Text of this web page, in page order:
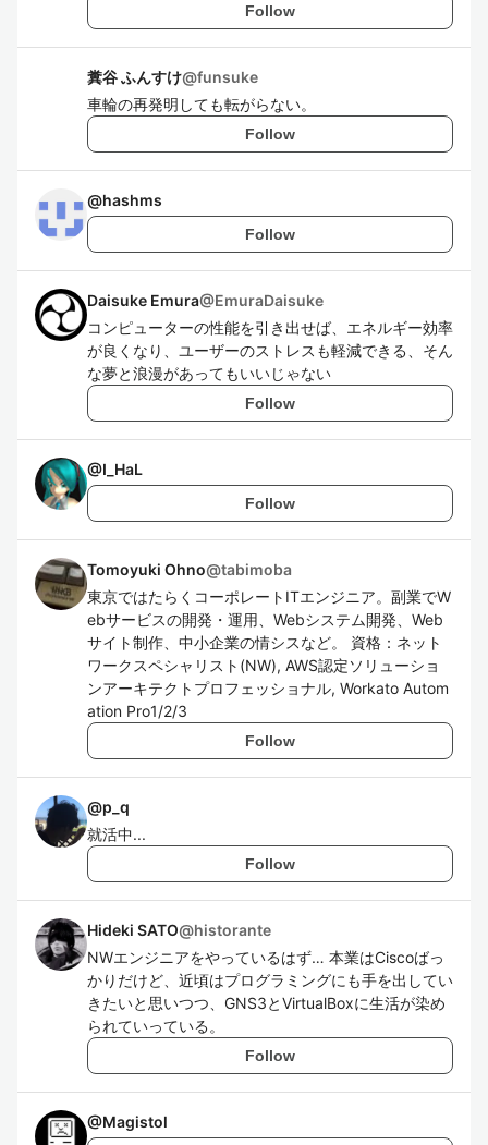
Follow
糞谷 ふんすけ@funsuke
車輪の再発明しても転がらない。
Follow
@hashms
Follow
Daisuke Emura@EmuraDaisuke
コンピューターの性能を引き出せば、エネルギー効率
が良くなり、ユーザーのストレスも軽減できる、そん
な夢と浪漫があってもいいじゃない
Follow
@I_HaL
Follow
Tomoyuki Ohno@tabimoba
東京ではたらくコーポレートITエンジニア。副業でW
ebサービスの開発・運用、Webシステム開発、Web
サイト制作、中小企業の情シスなど。 資格：ネット
ワークスペシャリスト(NW), AWS認定ソリューショ
ンアーキテクトプロフェッショナル, Workato Autom
ation Pro1/2/3
Follow
@p_q
就活中...
Follow
Hideki SATO@historante
NWエンジニアをやっているはず… 本業はCiscoばっ
かりだけど、近頃はプログラミングにも手を出してい
きたいと思いつつ、GNS3とVirtualBoxに生活が染め
られていっている。
Follow
@Magistol